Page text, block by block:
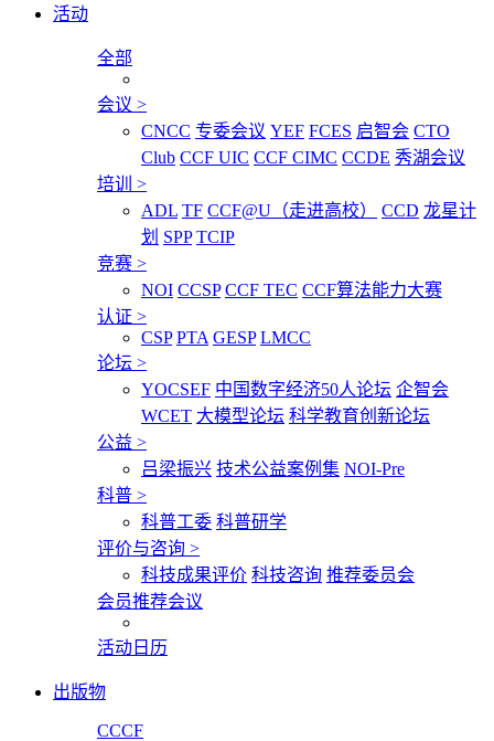
活动
全部
会议 >
CNCC 专委会议 YEF FCES 启智会 CTO
Club CCF UIC CCF CIMC CCDE 秀湖会议
培训 >
ADL TF CCF@U（走进高校） CCD 龙星计
划 SPP TCIP
竞赛 >
NOI CCSP CCF TEC CCF算法能力大赛
认证 >
CSP PTA GESP LMCC
论坛 >
YOCSEF 中国数字经济50人论坛 企智会
WCET 大模型论坛 科学教育创新论坛
公益 >
吕梁振兴 技术公益案例集 NOI-Pre
科普 >
科普工委 科普研学
评价与咨询 >
科技成果评价 科技咨询 推荐委员会
会员推荐会议
活动日历
出版物
CCCF